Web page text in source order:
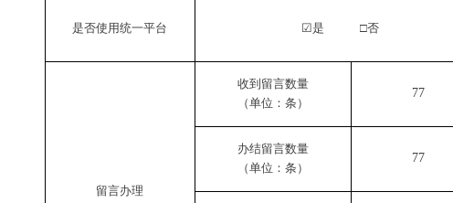
是否使用统一平台 ☑是 □否
留言办理
收到留言数量
（单位：条）
77
办结留言数量
（单位：条）
77